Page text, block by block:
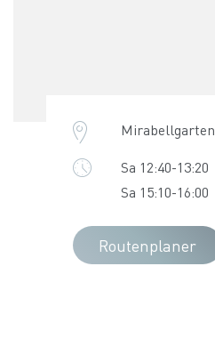
Mirabellgarten
Sa 12:40-13:20
Sa 15:10-16:00
Routenplaner